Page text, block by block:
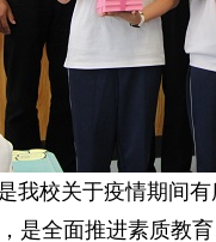
我校关于疫情期间
是全面推进素质教